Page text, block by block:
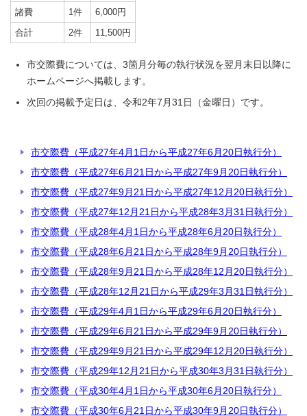
諸費
1件
6,000円
合計
2件 11,500円
市交際費については、3箇月分毎の執行状況を翌月末日以降に
ホームページへ掲載します。
次回の掲載予定日は、令和2年7月31日（金曜日）です。
市交際費（平成27年4月1日から平成27年6月20日執行分）
市交際費（平成27年6月21日から平成27年9月20日執行分）
市交際費（平成27年9月21日から平成27年12月20日執行分）
市交際費（平成27年12月21日から平成28年3月31日執行分）
市交際費（平成28年4月1日から平成28年6月20日執行分）
市交際費（平成28年6月21日から平成28年9月20日執行分）
市交際費（平成28年9月21日から平成28年12月20日執行分）
市交際費（平成28年12月21日から平成29年3月31日執行分）
市交際費（平成29年4月1日から平成29年6月20日執行分）
市交際費（平成29年6月21日から平成29年9月20日執行分）
市交際費（平成29年9月21日から平成29年12月20日執行分）
市交際費（平成29年12月21日から平成30年3月31日執行分）
市交際費（平成30年4月1日から平成30年6月20日執行分）
市交際費（平成30年6月21日から平成30年9月20日執行分）